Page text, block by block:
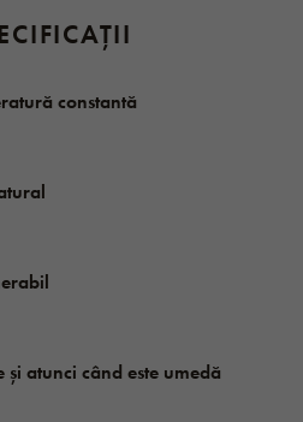
constantă
și atunci când este umedă